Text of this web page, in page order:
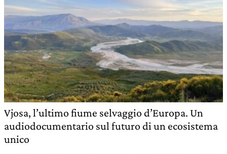
Vjosa, l’ultimo fiume selvaggio d’Europa. Un
audiodocumentario sul futuro di un ecosistema
unico